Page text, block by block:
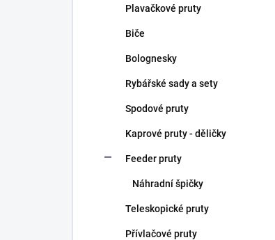
Plavačkové pruty
Biče
Bolognesky
Rybářské sady a sety
Spodové pruty
Kaprové pruty - děličky
Feeder pruty
Náhradní špičky
Teleskopické pruty
Přívlačové pruty